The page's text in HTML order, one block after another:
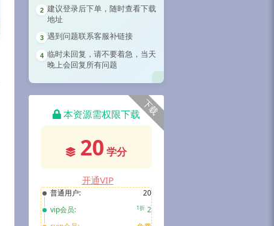
2 建议登录后下单，随时查看下载
地址
3 遇到问题联系客服补链接
4 临时未回复，请不要着急，当天
晚上会回复所有问题
下载
本资源需权限下载
20 学分
开通VIP
普通用户:
20
vip会员:
1折 2